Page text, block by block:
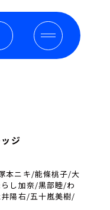
ジ
本ニキ/能條桃子/大
し加奈/黒部睦/わ
陽右/五十嵐美樹/